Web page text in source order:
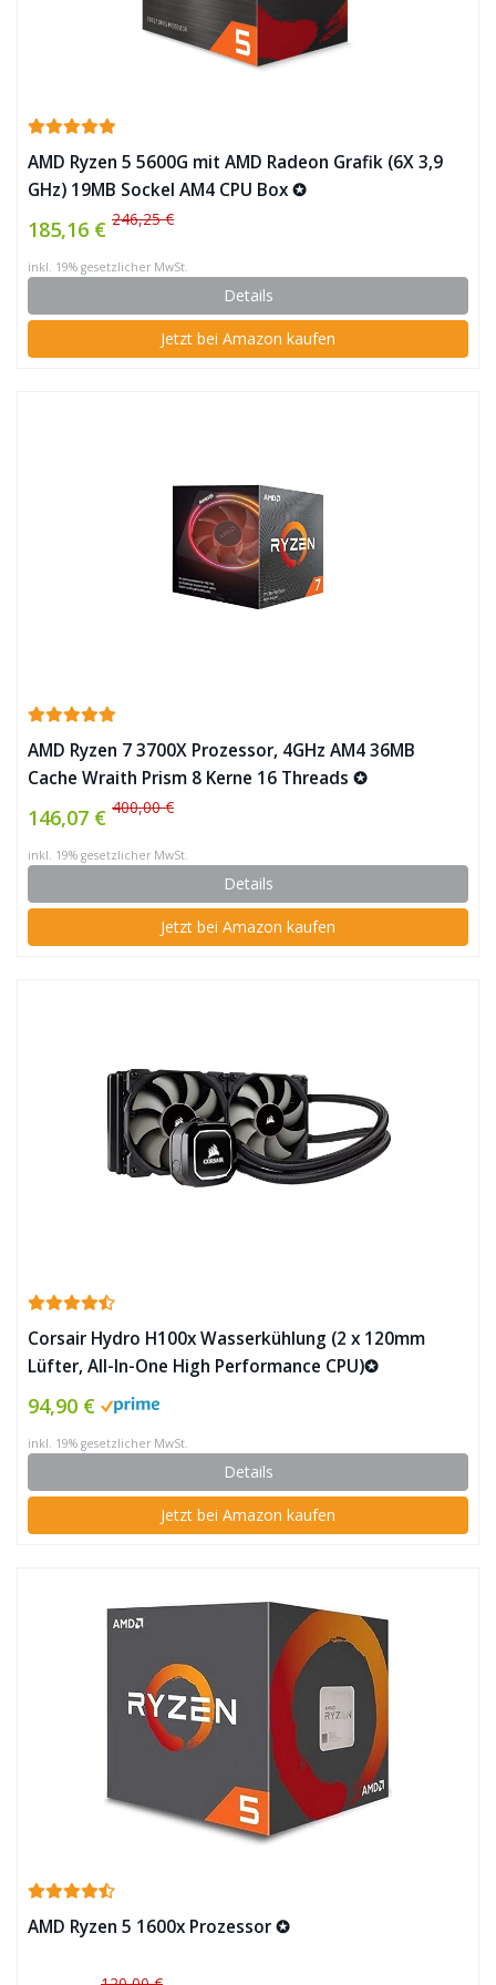
AMD Ryzen 5 5600G mit AMD Radeon Grafik (6X 3,9
GHz) 19MB Sockel AM4 CPU Box ✪
185,16 € 246,25 €
inkl. 19% gesetzlicher MwSt.
Details
Jetzt bei Amazon kaufen
AMD Ryzen 7 3700X Prozessor, 4GHz AM4 36MB
Cache Wraith Prism 8 Kerne 16 Threads ✪
146,07 € 400,00 €
inkl. 19% gesetzlicher MwSt.
Details
Jetzt bei Amazon kaufen
Corsair Hydro H100x Wasserkühlung (2 x 120mm
Lüfter, All-In-One High Performance CPU)✪
94,90 €
inkl. 19% gesetzlicher MwSt.
Details
Jetzt bei Amazon kaufen
AMD Ryzen 5 1600x Prozessor ✪